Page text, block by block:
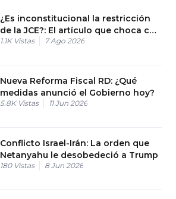
¿Es inconstitucional la restricción
de la JCE?: El artículo que choca con
la Constitución
1.1K Vistas 7 Ago 2026
Nueva Reforma Fiscal RD: ¿Qué
medidas anunció el Gobierno hoy?
5.8K Vistas 11 Jun 2026
Conflicto Israel-Irán: La orden que
Netanyahu le desobedeció a Trump
180 Vistas 8 Jun 2026